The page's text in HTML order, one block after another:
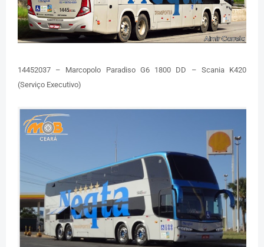
14452037 – Marcopolo Paradiso G6 1800 DD – Scania K420
(Serviço Executivo)